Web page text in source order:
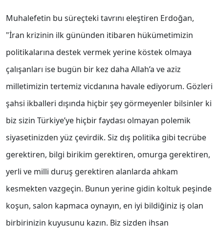
Muhalefetin bu süreçteki tavrını eleştiren Erdoğan,
"İran krizinin ilk gününden itibaren hükümetimizin
politikalarına destek vermek yerine köstek olmaya
çalışanları ise bugün bir kez daha Allah’a ve aziz
milletimizin tertemiz vicdanına havale ediyorum. Gözleri
şahsi ikballeri dışında hiçbir şey görmeyenler bilsinler ki
biz sizin Türkiye’ye hiçbir faydası olmayan polemik
siyasetinizden yüz çevirdik. Siz dış politika gibi tecrübe
gerektiren, bilgi birikim gerektiren, omurga gerektiren,
yerli ve milli duruş gerektiren alanlarda ahkam
kesmekten vazgeçin. Bunun yerine gidin koltuk peşinde
koşun, salon kapmaca oynayın, en iyi bildiğiniz iş olan
birbirinizin kuyusunu kazın. Biz sizden ihsan